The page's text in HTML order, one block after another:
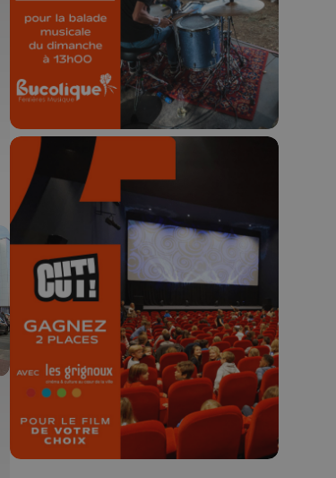
Concours valable jusqu'au 9 août,
23h59.
🎬 Concours CUT x
Les Grignoux ✨
Concours permanent - 2 places à
gagner chaque semaine !